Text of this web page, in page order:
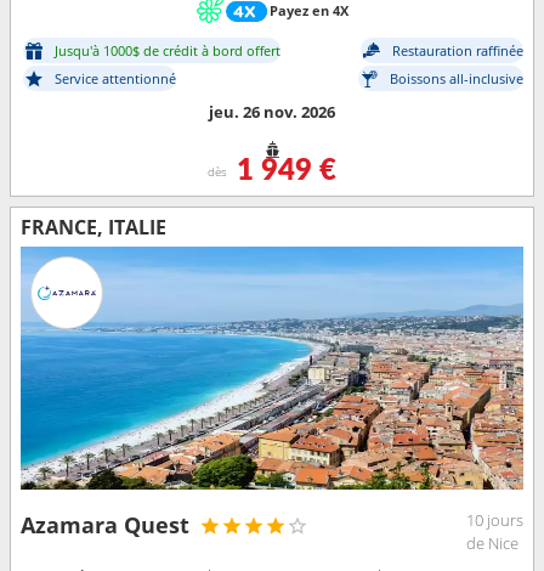
Payez en 4X
Jusqu'à 1000$ de crédit à bord offert
Restauration raffinée
Service attentionné
Boissons all-inclusive
jeu. 26 nov. 2026
dès 1 949 €
FRANCE, ITALIE
Azamara Quest
10 jours
de Nice